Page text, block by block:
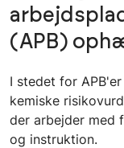
(APB)
I stedet for
kemiske
der arbejder med
og instruktion.